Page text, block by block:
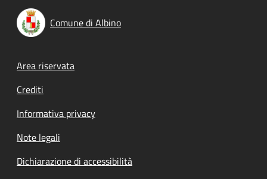
Comune di Albino
Footer menu
Area riservata
Crediti
Informativa privacy
Note legali
Dichiarazione di accessibilità